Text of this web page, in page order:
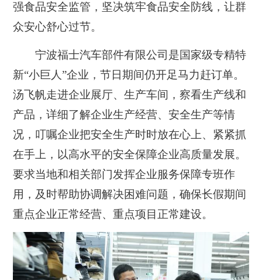
强食品安全监管，坚决筑牢食品安全防线，让群
众安心舒心过节。
宁波福士汽车部件有限公司是国家级专精特
新“小巨人”企业，节日期间仍开足马力赶订单。
汤飞帆走进企业展厅、生产车间，察看生产线和
产品，详细了解企业生产经营、安全生产等情
况，叮嘱企业把安全生产时时放在心上、紧紧抓
在手上，以高水平的安全保障企业高质量发展。
要求当地和相关部门发挥企业服务保障专班作
用，及时帮助协调解决困难问题，确保长假期间
重点企业正常经营、重点项目正常建设。